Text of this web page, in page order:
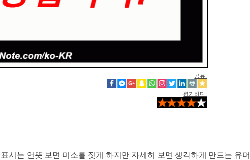
공유:
평가하다:
시는 언뜻 보면 미소를 짓게 하지만 자세히 보면 생각하게 만드는 유머